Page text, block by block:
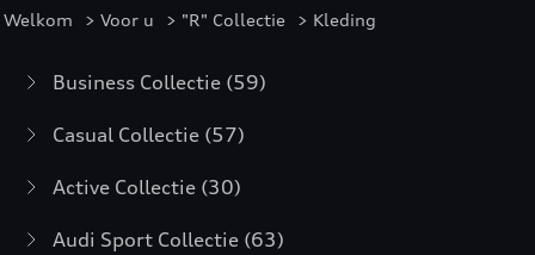
Welkom > Voor u > "R" Collectie > Kleding
Business Collectie (59)
Casual Collectie (57)
Active Collectie (30)
Audi Sport Collectie (63)